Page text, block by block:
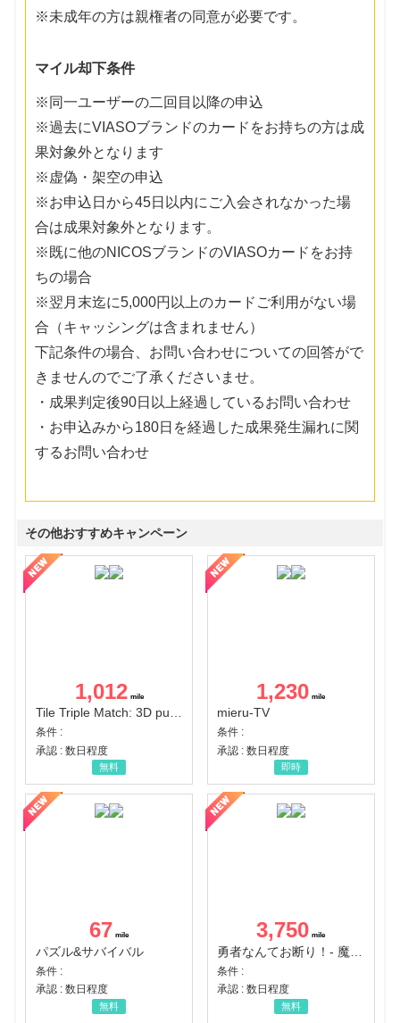
※未成年の方は親権者の同意が必要です。
マイル却下条件
※同一ユーザーの二回目以降の申込
※過去にVIASOブランドのカードをお持ちの方は成
果対象外となります
※虚偽・架空の申込
※お申込日から45日以内にご入会されなかった場
合は成果対象外となります。
※既に他のNICOSブランドのVIASOカードをお持
ちの場合
※翌月末迄に5,000円以上のカードご利用がない場
合（キャッシングは含まれません）
下記条件の場合、お問い合わせについての回答がで
きませんのでご了承くださいませ。
・成果判定後90日以上経過しているお問い合わせ
・お申込みから180日を経過した成果発生漏れに関
するお問い合わせ
その他おすすめキャンペーン
1,012
Tile Triple Match: 3D puzzle
条件 :
承認 : 数日程度
無料
1,230
mieru-TV
条件 :
承認 : 数日程度
即時
67
パズル&サバイバル
条件 :
承認 : 数日程度
無料
3,750
条件 :
承認 : 数日程度
無料